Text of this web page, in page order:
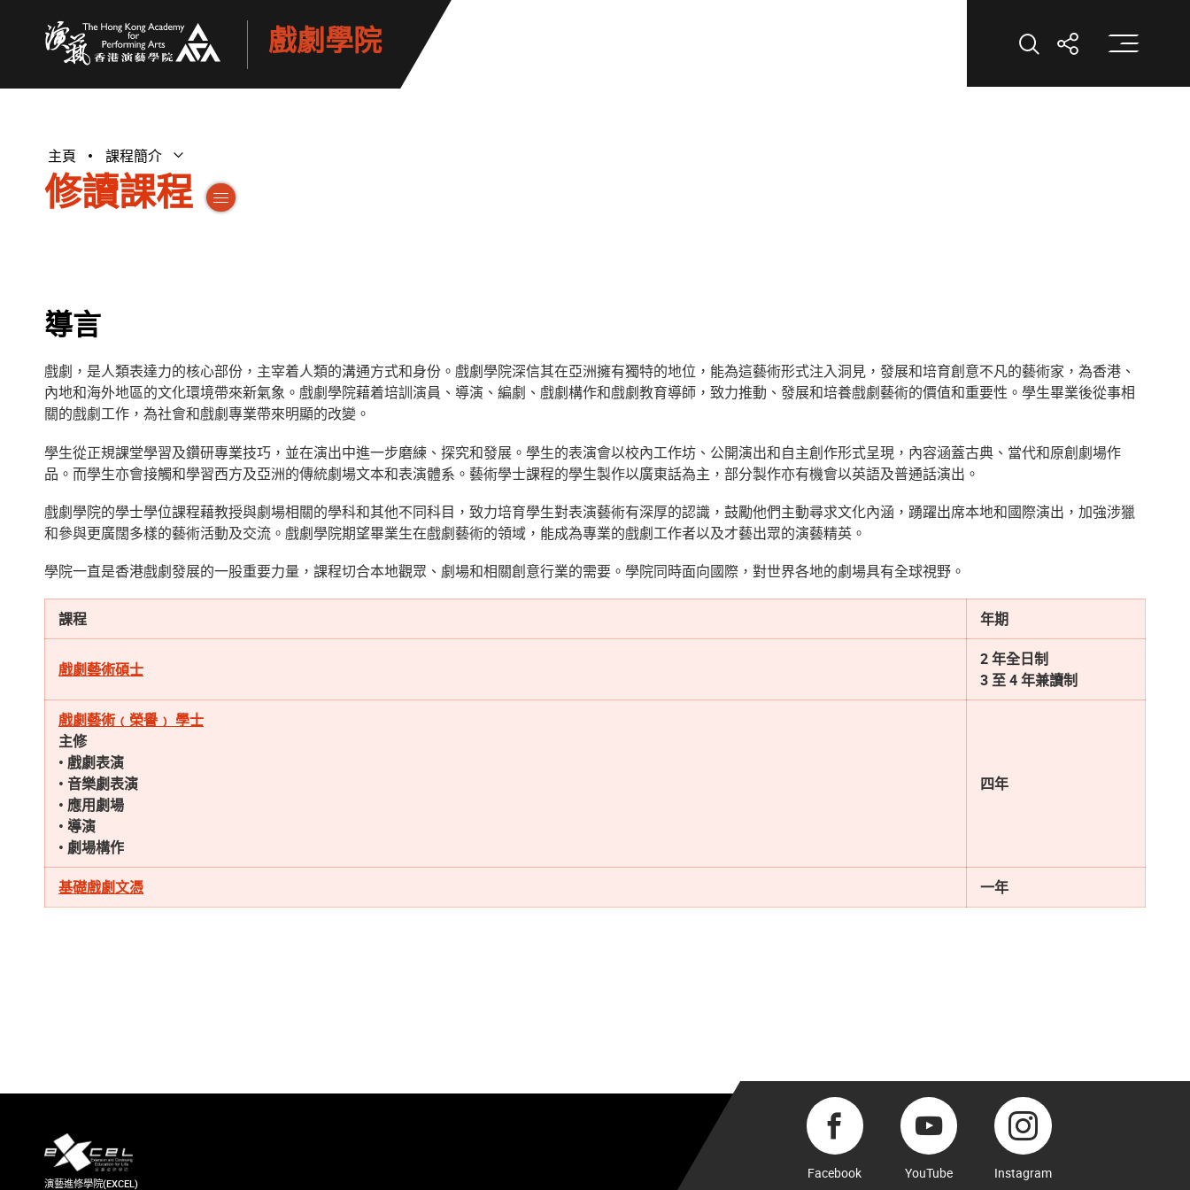
戲劇學院 打開搜索打開分享打
主頁 課程簡介 打開子選單
關閉子選單
修讀課程 切換子選單”
導言
戲劇，是人類表達力的核心部份，主宰着人類的溝通方式和身份。戲劇學院深信其在亞洲擁有獨特的地位，能為這藝術形式注入洞見，發展和培育創意不凡的藝術家，為香港、
內地和海外地區的文化環境帶來新氣象。戲劇學院藉着培訓演員、導演、編劇、戲劇構作和戲劇教育導師，致力推動、發展和培養戲劇藝術的價值和重要性。學生畢業後從事相
關的戲劇工作，為社會和戲劇專業帶來明顯的改變。
學生從正規課堂學習及鑽研專業技巧，並在演出中進一步磨練、探究和發展。學生的表演會以校內工作坊、公開演出和自主創作形式呈現，內容涵蓋古典、當代和原創劇場作
品。而學生亦會接觸和學習西方及亞洲的傳統劇場文本和表演體系。藝術學士課程的學生製作以廣東話為主，部分製作亦有機會以英語及普通話演出。
戲劇學院的學士學位課程藉教授與劇場相關的學科和其他不同科目，致力培育學生對表演藝術有深厚的認識，鼓勵他們主動尋求文化內涵，踴躍出席本地和國際演出，加強涉獵
和參與更廣闊多樣的藝術活動及交流。戲劇學院期望畢業生在戲劇藝術的領域，能成為專業的戲劇工作者以及才藝出眾的演藝精英。
學院一直是香港戲劇發展的一股重要力量，課程切合本地觀眾、劇場和相關創意行業的需要。學院同時面向國際，對世界各地的劇場具有全球視野。
課程 年期
戲劇藝術碩士
2 年全日制
3 至 4 年兼讀制
戲劇藝術﹙榮譽﹚ 學士
主修
• 戲劇表演
• 音樂劇表演
• 應用劇場
• 導演
• 劇場構作
四年
基礎戲劇文憑 一年
演藝進修學院(EXCEL)
Facebook YouTube Instagram